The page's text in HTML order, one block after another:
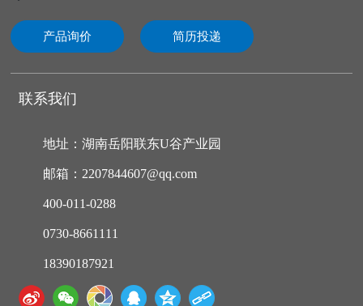
产品询价 简历投递
联系我们
地址：湖南岳阳联东U谷产业园
邮箱：2207844607@qq.com
400-011-0288
0730-8661111
18390187921